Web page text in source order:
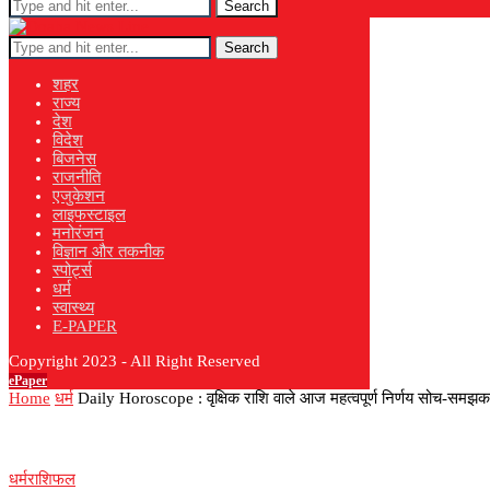
Search
Search
शहर
राज्य
देश
विदेश
बिजनेस
राजनीति
एजुकेशन
लाइफस्टाइल
मनोरंजन
विज्ञान और तकनीक
स्पोर्ट्स
धर्म
स्वास्थ्य
E-PAPER
Copyright 2023 - All Right Reserved
ePaper
Home धर्म Daily Horoscope : वृक्षिक राशि वाले आज महत्वपूर्ण निर्णय सोच-
धर्मराशिफल